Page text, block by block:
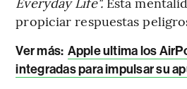
propiciar respuestas
Ver más: Apple ultima los
integradas para impulsar su